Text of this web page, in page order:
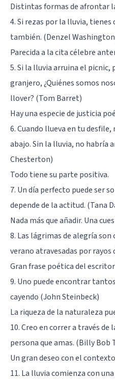
Distintas formas de afrontar
4. Si rezas por la lluvia,
también. (Denzel
Parecida a la cita célebre
5. Si la lluvia arruina el picnic,
granjero, ¿Quiénes somos
llover? (Tom Barret)
Hay una especie de justicia
6. Cuando llueva en tu
abajo. Sin la lluvia, no habría
Chesterton)
Todo tiene su parte positiva.
7. Un día perfecto puede ser
depende de la actitud. (Tana
Nada más que añadir. Una
8. Las lágrimas de alegría
verano atravesadas por rayos
Gran frase poética del
9. Uno puede encontrar
cayendo (John Steinbeck)
La riqueza de la naturaleza
10. Creo en correr a través
persona que amas. (Billy
Un gran deseo con el
11. La lluvia comienza con